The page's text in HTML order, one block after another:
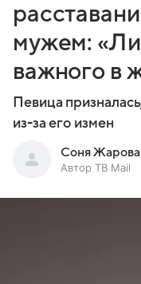
мужем:
важного в
Певица
из-за его измен
Соня Жарова
Автор ТВ Mail